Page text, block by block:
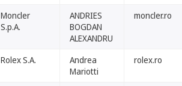
Moncler
S.p.A.
ANDRIES
BOGDAN
ALEXANDRU
moncler.ro
Rolex S.A.
Andrea
Mariotti
rolex.ro